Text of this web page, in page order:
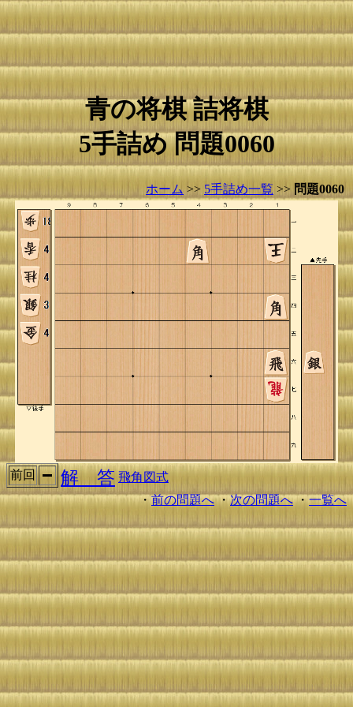
青の将棋 詰将棋
5手詰め 問題0060
ホーム >> 5手詰め一覧 >> 問題0060
前回 解 答 飛角図式
・前の問題へ・次の問題へ・一覧へ